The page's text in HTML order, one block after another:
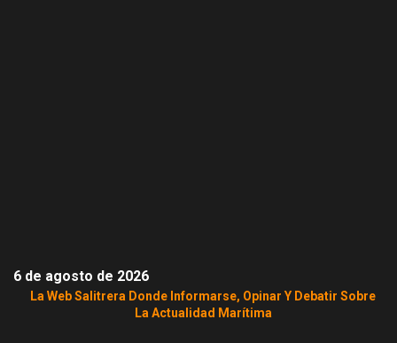
6 de agosto de 2026
La Web Salitrera Donde Informarse, Opinar Y Debatir Sobre
La Actualidad Marítima